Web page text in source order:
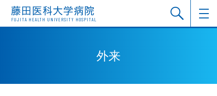
FUJITA HEALTH UNIVERSITY HOSPITAL
外来